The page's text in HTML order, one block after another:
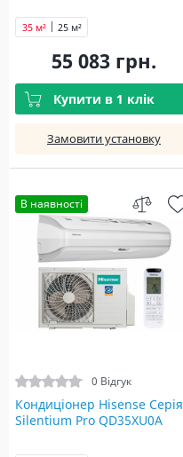
25 м²
35 м²
55 083 грн.
Купити в 1 клік
Замовити установку
В наявності
0 Відгук
Кондиціонер Hisense Серія
Silentium Pro QD35XU0A